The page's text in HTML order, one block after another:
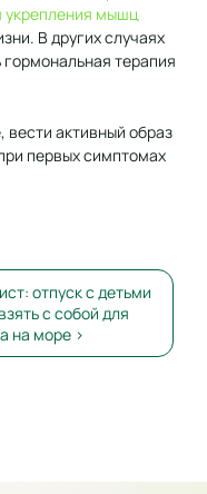
укрепления мышц
В других случаях
терапия
вести активный образ
первых симптомах
отпуск с детьми
с собой для
на море >